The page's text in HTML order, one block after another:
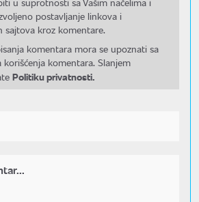
postavljanje linkova i
sajtova kroz komentare.
komentara mora se upoznati sa
korišćenja komentara. Slanjem
Politiku privatnosti.